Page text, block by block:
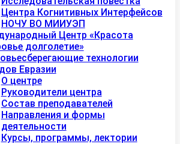
Центра Когнитивных Интерфейсов
НОЧУ ВО МИИУЭП
Центр «Красота
долголетие»
технологии
Евразии
О центре
Руководители центра
Состав преподавателей
Направления и формы
деятельности
Курсы, программы, лектории